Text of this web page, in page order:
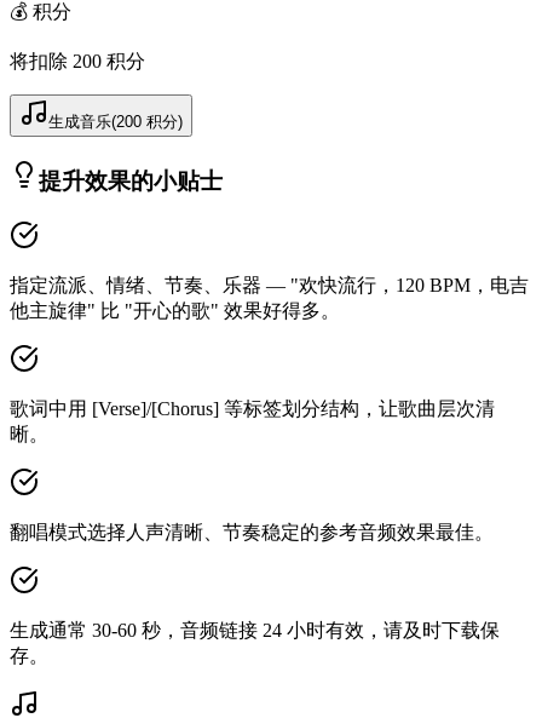
💰 积分
将扣除 200 积分
生成音乐(200 积分)
提升效果的小贴士
指定流派、情绪、节奏、乐器 — "欢快流行，120 BPM，电吉
他主旋律" 比 "开心的歌" 效果好得多。
歌词中用 [Verse]/[Chorus] 等标签划分结构，让歌曲层次清
晰。
翻唱模式选择人声清晰、节奏稳定的参考音频效果最佳。
生成通常 30-60 秒，音频链接 24 小时有效，请及时下载保
存。